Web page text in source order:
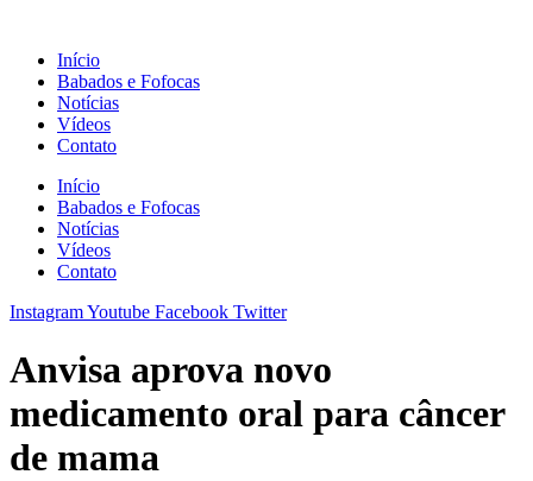
conteúdo
Início
Babados e Fofocas
Notícias
Vídeos
Contato
Início
Babados e Fofocas
Notícias
Vídeos
Contato
InstagramYoutube Facebook Twitter
Anvisa aprova novo
medicamento oral para câncer
de mama